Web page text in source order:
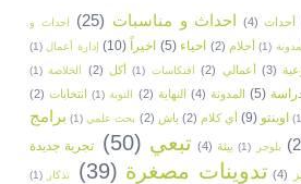
أحداث (4) احداث و مناسبات (25)
احداث و
(1) أحلام (2) احياء (5) اخيراً (10) إدارة أعمال (1)
(3) أعمالي (2) افتكاسات (1) أكل (2) الخلاصة (1)
(5) المدونة (4) النهاية (2) النوبة (1) انتخابات (2)
اوبنتو (9) أي كلام (2) باش (2) بحث علمي (1) برامج
بلوجر (1) بيئة (4) تبعي (50)
تجربة جديدة
(4) تدوينات مصغرة (39) تذكار (1)